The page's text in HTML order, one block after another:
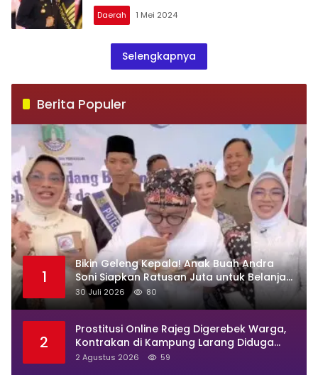
Daerah 1 Mei 2024
Selengkapnya
Berita Populer
1
Bikin Geleng Kepala! Anak Buah Andra
Soni Siapkan Ratusan Juta untuk Belanja
Makan DLHK Banten
30 Juli 2026 80
2
Prostitusi Online Rajeg Digerebek Warga,
Kontrakan di Kampung Larang Diduga
Jadi Sarang Maksiat
2 Agustus 2026 59